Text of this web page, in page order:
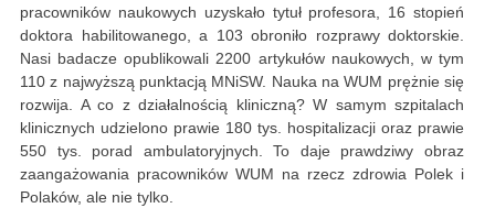
pracowników naukowych uzyskało tytuł profesora, 16 stopień
doktora habilitowanego, a 103 obroniło rozprawy doktorskie.
Nasi badacze opublikowali 2200 artykułów naukowych, w tym
110 z najwyższą punktacją MNiSW. Nauka na WUM prężnie się
rozwija. A co z działalnością kliniczną? W samym szpitalach
klinicznych udzielono prawie 180 tys. hospitalizacji oraz prawie
550 tys. porad ambulatoryjnych. To daje prawdziwy obraz
zaangażowania pracowników WUM na rzecz zdrowia Polek i
Polaków, ale nie tylko.